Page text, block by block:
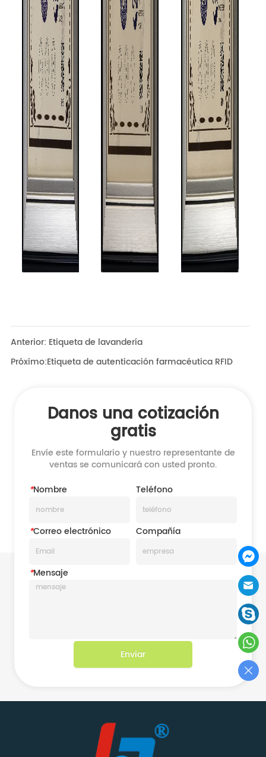
Anterior: Etiqueta de lavandería
Próximo:Etiqueta de autenticación farmacéutica RFID
Danos una cotización
gratis
Envíe este formulario y nuestro representante de
ventas se comunicará con usted pronto.
*Nombre Teléfono
*Correo electrónico Compañía
*Mensaje
Enviar